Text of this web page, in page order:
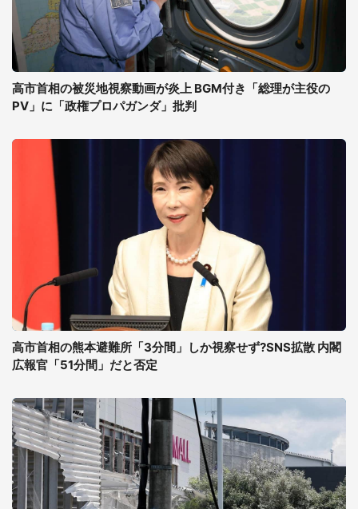
高市首相の被災地視察動画が炎上 BGM付き「総理が主役の
PV」に「政権プロパガンダ」批判
高市首相の熊本避難所「3分間」しか視察せず?SNS拡散 内閣
広報官「51分間」だと否定